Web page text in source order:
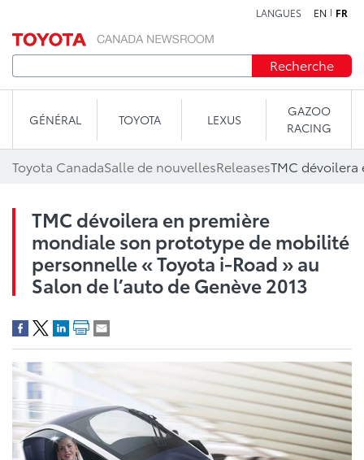
LANGUES EN FR
Recherche
GÉNÉRAL TOYOTA LEXUS
GAZOO
RACING
Toyota CanadaSalle de nouvellesReleases
TMC dévoilera en première
mondiale son prototype de mobilité
personnelle « Toyota i-Road » au
Salon de l’auto de Genève 2013